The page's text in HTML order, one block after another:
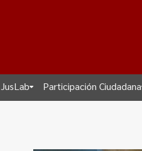
JusLab Participación Ciudadana